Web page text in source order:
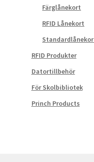
Färglånekort
RFID Lånekort
RFID Produkter
Datortillbehör
För Skolbibliotek
Princh Products